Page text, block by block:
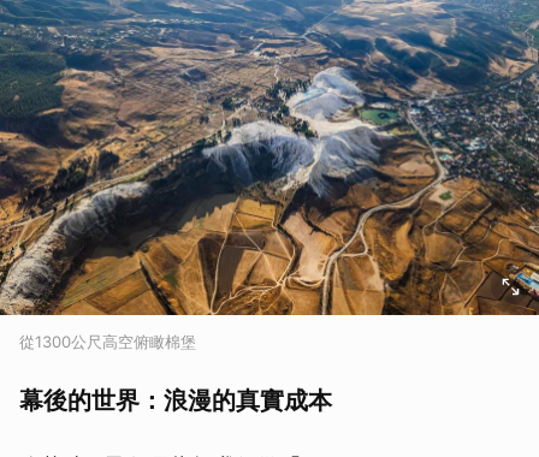
從1300公尺高空俯瞰棉堡
幕後的世界：浪漫的真實成本